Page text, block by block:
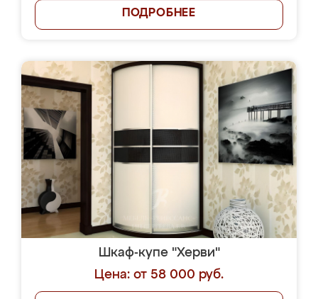
ПОДРОБНЕЕ
Шкаф-купе "Херви"
Цена: от 58 000 руб.